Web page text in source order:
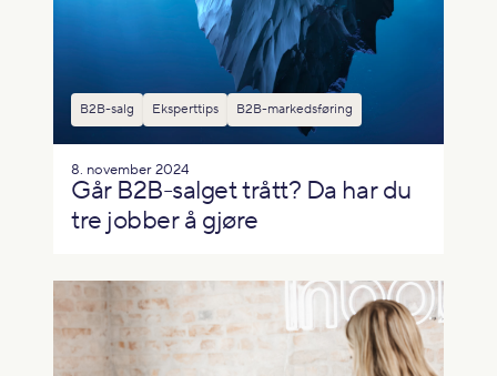
B2B-salg Eksperttips B2B-markedsføring
8. november 2024
Går B2B-salget trått? Da har du
tre jobber å gjøre